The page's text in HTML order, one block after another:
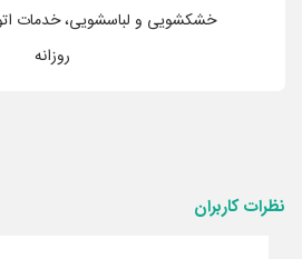
خشکشویی و لباسشویی، خدمات
روزانه
نظرات کاربران